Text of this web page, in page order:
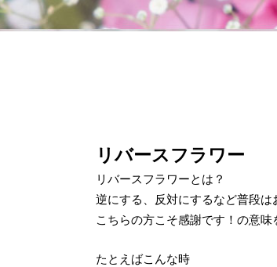
リバースフラワー
リバースフラワーとは？
逆にする、反対にするなど普段は
こちらの方こそ感謝です！の意味
たとえばこんな時